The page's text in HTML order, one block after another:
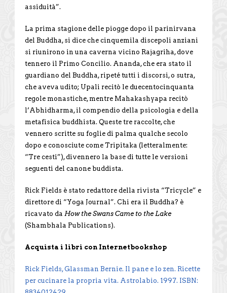
assiduità”.
La prima stagione delle piogge dopo il parinirvana
del Buddha, si dice che cinquemila discepoli anziani
si riunirono in una caverna vicino Rajagriha, dove
tennero il Primo Concilio. Ananda, che era stato il
guardiano del Buddha, ripeté tutti i discorsi, o sutra,
che aveva udito; Upali recitò le duecentocinquanta
regole monastiche, mentre Mahakashyapa recitò
l’Abhidharma, il compendio della psicologia e della
metafisica buddhista. Queste tre raccolte, che
vennero scritte su foglie di palma qualche secolo
dopo e conosciute come Tripitaka (letteralmente:
“Tre cesti”), divennero la base di tutte le versioni
seguenti del canone buddista.
Rick Fields è stato redattore della rivista “Tricycle” e
direttore di “Yoga Journal”. Chi era il Buddha? è
ricavato da How the Swans Came to the Lake
(Shambhala Publications).
Acquista i libri con Internetbookshop
Rick Fields, Glassman Bernie. Il pane e lo zen. Ricette
per cucinare la propria vita. Astrolabio. 1997. ISBN: